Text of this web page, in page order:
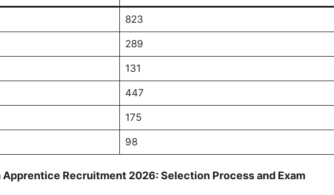
823
289
131
447
175
98
Apprentice Recruitment 2026: Selection Process and Exam